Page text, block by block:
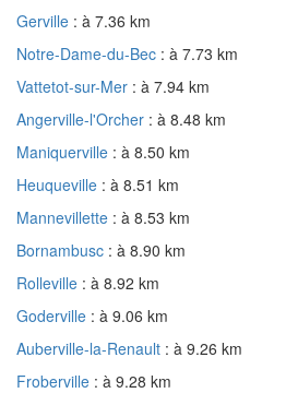
Gerville : à 7.36 km
Notre-Dame-du-Bec : à 7.73 km
Vattetot-sur-Mer : à 7.94 km
Angerville-l'Orcher : à 8.48 km
Maniquerville : à 8.50 km
Heuqueville : à 8.51 km
Mannevillette : à 8.53 km
Bornambusc : à 8.90 km
Rolleville : à 8.92 km
Goderville : à 9.06 km
Auberville-la-Renault : à 9.26 km
Froberville : à 9.28 km